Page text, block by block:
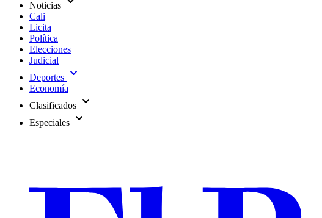
Noticias
Cali
Licita
Política
Elecciones
Judicial
Deportes expand_more
Economía
Clasificados expand_more
Especiales expand_more